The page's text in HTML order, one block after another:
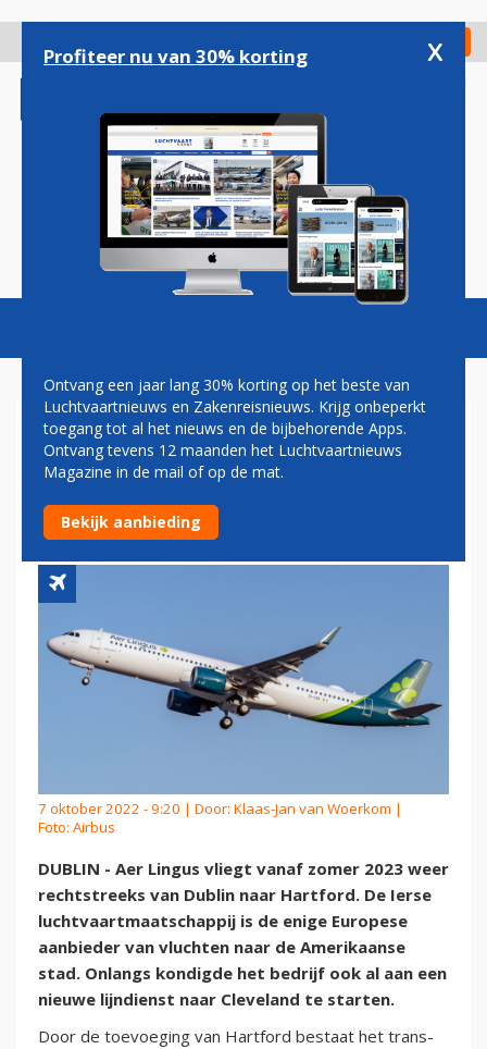
gaan
Check in
Magazine Podcasts Vacatures
AER LINGUS HERVAT
LIJNDIENST TUSSEN DUBLIN
EN HARTFORD
7 oktober 2022 - 9:20 | Door: Klaas-Jan van Woerkom |
Foto: Airbus
DUBLIN - Aer Lingus vliegt vanaf zomer 2023 weer
rechtstreeks van Dublin naar Hartford. De Ierse
luchtvaartmaatschappij is de enige Europese
aanbieder van vluchten naar de Amerikaanse
stad. Onlangs kondigde het bedrijf ook al aan een
nieuwe lijndienst naar Cleveland te starten.
Door de toevoeging van Hartford bestaat het trans-
Profiteer nu van 30% korting x
Ontvang een jaar lang 30% korting op het beste van
Luchtvaartnieuws en Zakenreisnieuws. Krijg onbeperkt
toegang tot al het nieuws en de bijbehorende Apps.
Ontvang tevens 12 maanden het Luchtvaartnieuws
Magazine in de mail of op de mat.
Bekijk aanbieding